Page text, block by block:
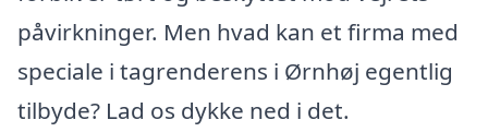
påvirkninger. Men hvad kan et firma med
speciale i tagrenderens i Ørnhøj egentlig
tilbyde? Lad os dykke ned i det.